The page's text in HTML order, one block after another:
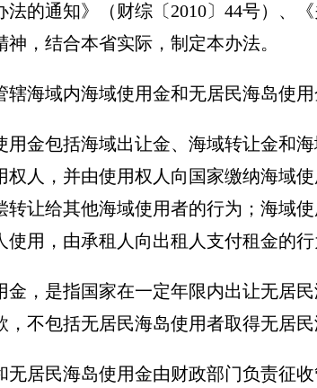
法的通知》（财综〔2010〕44号）、
神，结合本省实际，制定本办法。
海域内海域使用金和无居民海岛使用
金包括海域出让金、海域转让金和
权人，并由使用权人向国家缴纳海域
转让给其他海域使用者的行为；海域
用，由承租人向出租人支付租金的行
金，是指国家在一定年限内出让无居
，不包括无居民海岛使用者取得无居
居民海岛使用金由财政部门负责征